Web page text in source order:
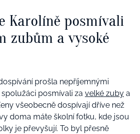
Karolíně posmívali
zubům a vysoké
prošla nepříjemnými
posmívali za velké zuby a
všeobecně dospívají dříve než
doma máte školní fotku, kde jsou
je převyšují. To byl přesně